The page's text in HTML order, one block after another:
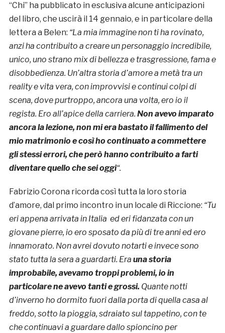
“Chi” ha pubblicato in esclusiva alcune anticipazioni
del libro, che uscirà il 14 gennaio, e in particolare della
lettera a Belen: “La mia immagine non ti ha rovinato,
anzi ha contribuito a creare un personaggio incredibile,
unico, uno strano mix di bellezza e trasgressione, fama e
disobbedienza. Un’altra storia d’amore a metà tra un
reality e vita vera, con improvvisi e continui colpi di
scena, dove purtroppo, ancora una volta, ero io il
regista. Ero all’apice della carriera. Non avevo imparato
ancora la lezione, non mi era bastato il fallimento del
mio matrimonio e così ho continuato a commettere
gli stessi errori, che però hanno contribuito a farti
diventare quello che sei oggi“.
Fabrizio Corona ricorda così tutta la loro storia
d’amore, dal primo incontro in un locale di Riccione: “Tu
eri appena arrivata in Italia ed eri fidanzata con un
giovane pierre, io ero sposato da più di tre anni ed ero
innamorato. Non avrei dovuto notarti e invece sono
stato tutta la sera a guardarti. Era una storia
improbabile, avevamo troppi problemi, io in
particolare ne avevo tanti e grossi. Quante notti
d’inverno ho dormito fuori dalla porta di quella casa al
freddo, sotto la pioggia, sdraiato sul tappetino, con te
che continuavi a guardare dallo spioncino per